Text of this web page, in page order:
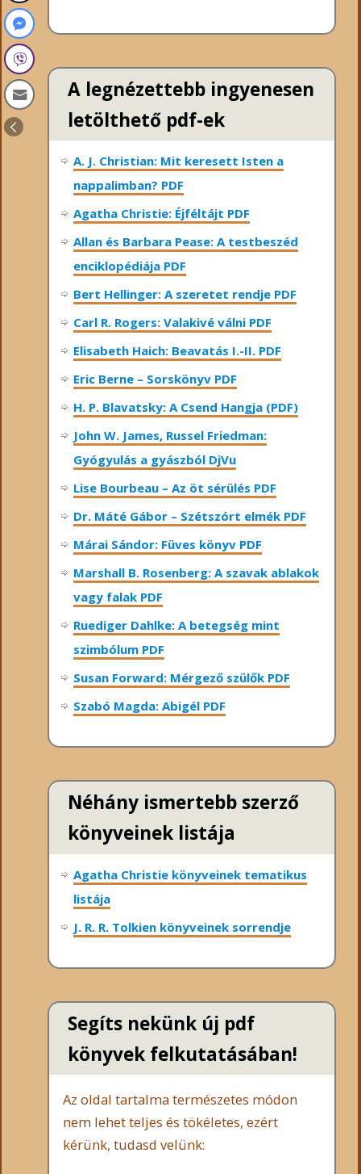
A legnézettebb ingyenesen
letölthető pdf-ek
A. J. Christian: Mit keresett Isten a
nappalimban? PDF
Agatha Christie: Éjféltájt PDF
Allan és Barbara Pease: A testbeszéd
enciklopédiája PDF
Bert Hellinger: A ​szeretet rendje PDF
Carl R. Rogers: Valakivé válni PDF
Elisabeth Haich: Beavatás I.-II. PDF
Eric Berne – Sorskönyv PDF
H. P. Blavatsky: A Csend Hangja (PDF)
John W. James, Russel Friedman:
Gyógyulás a gyászból DjVu
Lise Bourbeau – Az öt sérülés PDF
Dr. Máté Gábor – Szétszórt elmék PDF
Márai Sándor: Füves könyv PDF
Marshall B. Rosenberg: A szavak ablakok
vagy falak PDF
Ruediger Dahlke: A betegség mint
szimbólum PDF
Susan Forward: Mérgező szülők PDF
Szabó Magda: Abigél PDF
Néhány ismertebb szerző
könyveinek listája
Agatha Christie könyveinek tematikus
listája
J. R. R. Tolkien könyveinek sorrendje
Segíts nekünk új pdf
könyvek felkutatásában!
Az oldal tartalma természetes módon
nem lehet teljes és tökéletes, ezért
kérünk, tudasd velünk: